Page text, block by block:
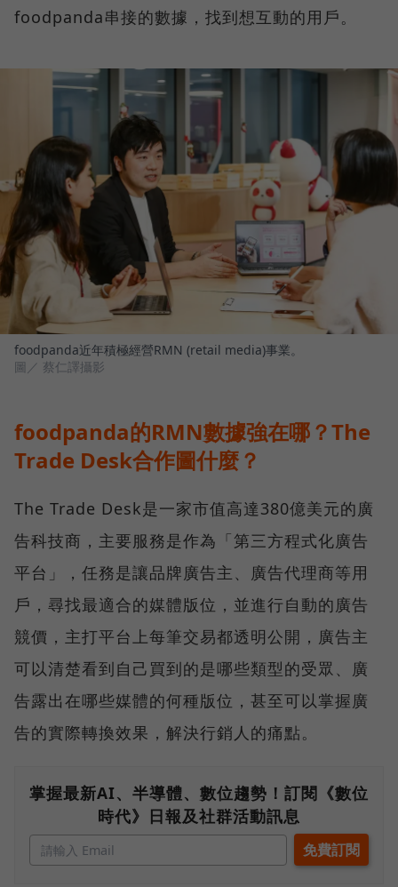
foodpanda串接的數據，找到想互動的用戶。
foodpanda近年積極經營RMN (retail media)事業。
圖／ 蔡仁譯攝影
foodpanda的RMN數據強在哪？The
Trade Desk合作圖什麼？
The Trade Desk是一家市值高達380億美元的廣
告科技商，主要服務是作為「第三方程式化廣告
平台」，任務是讓品牌廣告主、廣告代理商等用
戶，尋找最適合的媒體版位，並進行自動的廣告
競價，主打平台上每筆交易都透明公開，廣告主
可以清楚看到自己買到的是哪些類型的受眾、廣
告露出在哪些媒體的何種版位，甚至可以掌握廣
告的實際轉換效果，解決行銷人的痛點。
掌握最新AI、半導體、數位趨勢！訂閱《數位
時代》日報及社群活動訊息